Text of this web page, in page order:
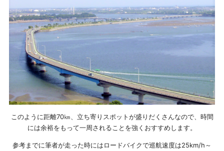
このように距離70㎞、立ち寄りスポットが盛りだくさんなので、時間
には余裕をもって一周されることを強くおすすめします。
参考までに筆者が走った時にはロードバイクで巡航速度は25km/h～